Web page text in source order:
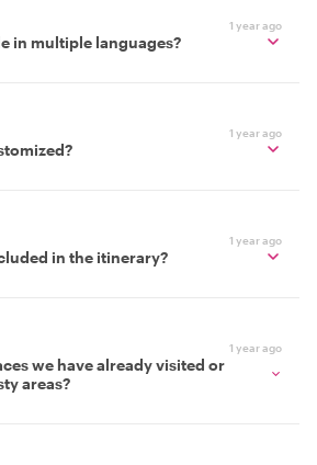
1 year ago
in multiple languages?
1 year ago
1 year ago
in the itinerary?
1 year ago
we have already visited or
areas?